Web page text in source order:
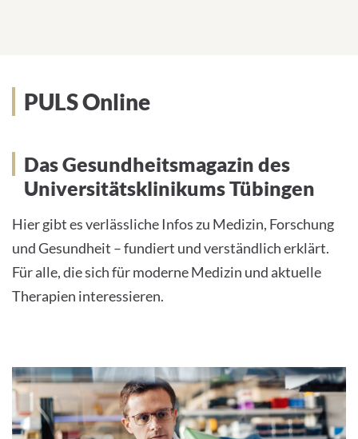
PULS Online
Das Gesundheitsmagazin des
Universitätsklinikums Tübingen
Hier gibt es verlässliche Infos zu Medizin, Forschung
und Gesundheit – fundiert und verständlich erklärt.
Für alle, die sich für moderne Medizin und aktuelle
Therapien interessieren.